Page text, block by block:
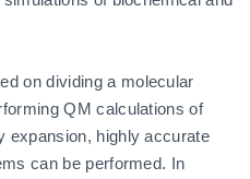
on dividing a molecular
QM calculations of
expansion, highly accurate
can be performed. In